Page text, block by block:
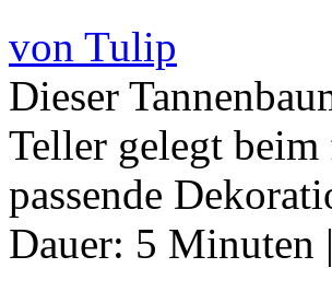
von Tulip
Dieser
Teller gelegt beim
passende
Dauer: 5 Minuten |